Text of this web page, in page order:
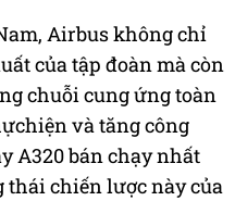
Airbus không chỉ
của tập đoàn mà còn
chuỗi cung ứng toàn
và tăng công
A320 bán chạy nhất
thái chiến lược này của